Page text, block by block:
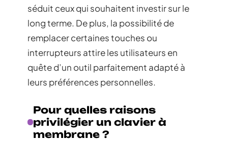
séduit ceux qui souhaitent investir sur le
long terme. De plus, la possibilité de
remplacer certaines touches ou
interrupteurs attire les utilisateurs en
quête d’un outil parfaitement adapté à
leurs préférences personnelles.
Pour quelles raisons
privilégier un clavier à
membrane ?